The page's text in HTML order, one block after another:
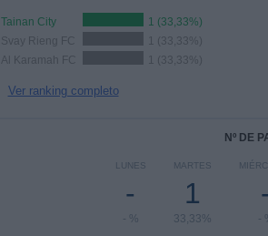
Tainan City
1 (33,33%)
Svay Rieng FC
1 (33,33%)
Al Karamah FC
1 (33,33%)
Ver ranking completo
Nº DE
LUNES
-
- %
MARTES
1
33,33%
-
-